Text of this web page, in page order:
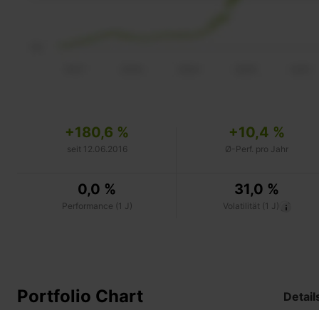
+180,6 %
seit 12.06.2016
+10,4 %
Ø-Perf. pro Jahr
0,0 %
Performance (1 J)
31,0 %
Volatilität (1 J)
Portfolio Chart